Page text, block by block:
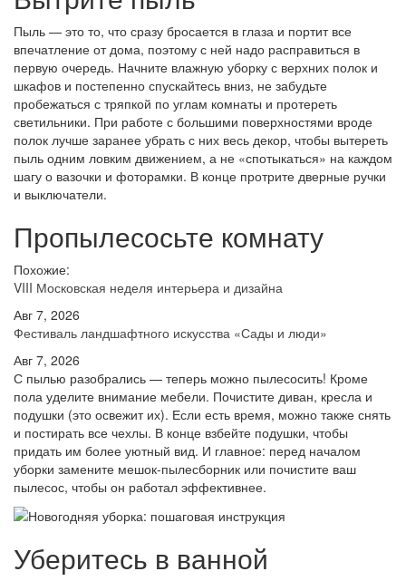
Пыль — это то, что сразу бросается в глаза и портит все
впечатление от дома, поэтому с ней надо расправиться в
первую очередь. Начните влажную уборку с верхних полок и
шкафов и постепенно спускайтесь вниз, не забудьте
пробежаться с тряпкой по углам комнаты и протереть
светильники. При работе с большими поверхностями вроде
полок лучше заранее убрать с них весь декор, чтобы вытереть
пыль одним ловким движением, а не «спотыкаться» на каждом
шагу о вазочки и фоторамки. В конце протрите дверные ручки
и выключатели.
Пропылесосьте комнату
Похожие:
VIII Московская неделя интерьера и дизайна
Авг 7, 2026
Фестиваль ландшафтного искусства «Сады и люди»
Авг 7, 2026
С пылью разобрались — теперь можно пылесосить! Кроме
пола уделите внимание мебели. Почистите диван, кресла и
подушки (это освежит их). Если есть время, можно также снять
и постирать все чехлы. В конце взбейте подушки, чтобы
придать им более уютный вид. И главное: перед началом
уборки замените мешок-пылесборник или почистите ваш
пылесос, чтобы он работал эффективнее.
Уберитесь в ванной